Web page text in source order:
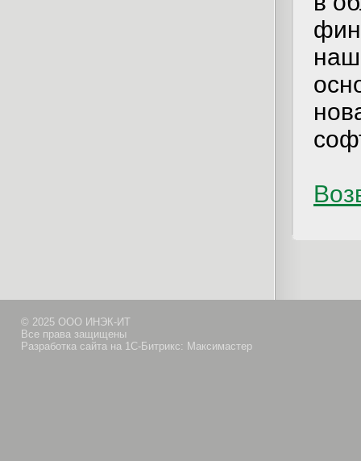
© 2025 ООО ИНЭК-ИТ
Все права защищены
Разработка сайта на 1С-Битрикс: Максимастер